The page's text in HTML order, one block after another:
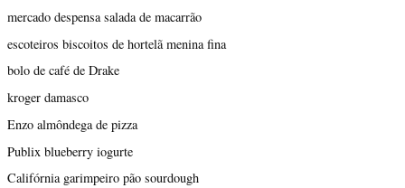
mercado despensa salada de macarrão
escoteiros biscoitos de hortelã menina fina
bolo de café de Drake
kroger damasco
Enzo almôndega de pizza
Publix blueberry iogurte
Califórnia garimpeiro pão sourdough